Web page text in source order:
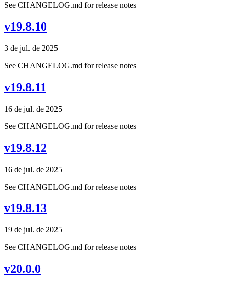
See CHANGELOG.md for release notes
v19.8.10
3 de jul. de 2025
See CHANGELOG.md for release notes
v19.8.11
16 de jul. de 2025
See CHANGELOG.md for release notes
v19.8.12
16 de jul. de 2025
See CHANGELOG.md for release notes
v19.8.13
19 de jul. de 2025
See CHANGELOG.md for release notes
v20.0.0